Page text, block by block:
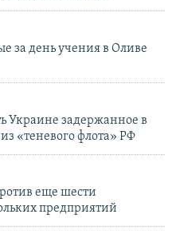
за день учения в Оливе
Украине задержанное в
«теневого флота» РФ
еще шести
предприятий